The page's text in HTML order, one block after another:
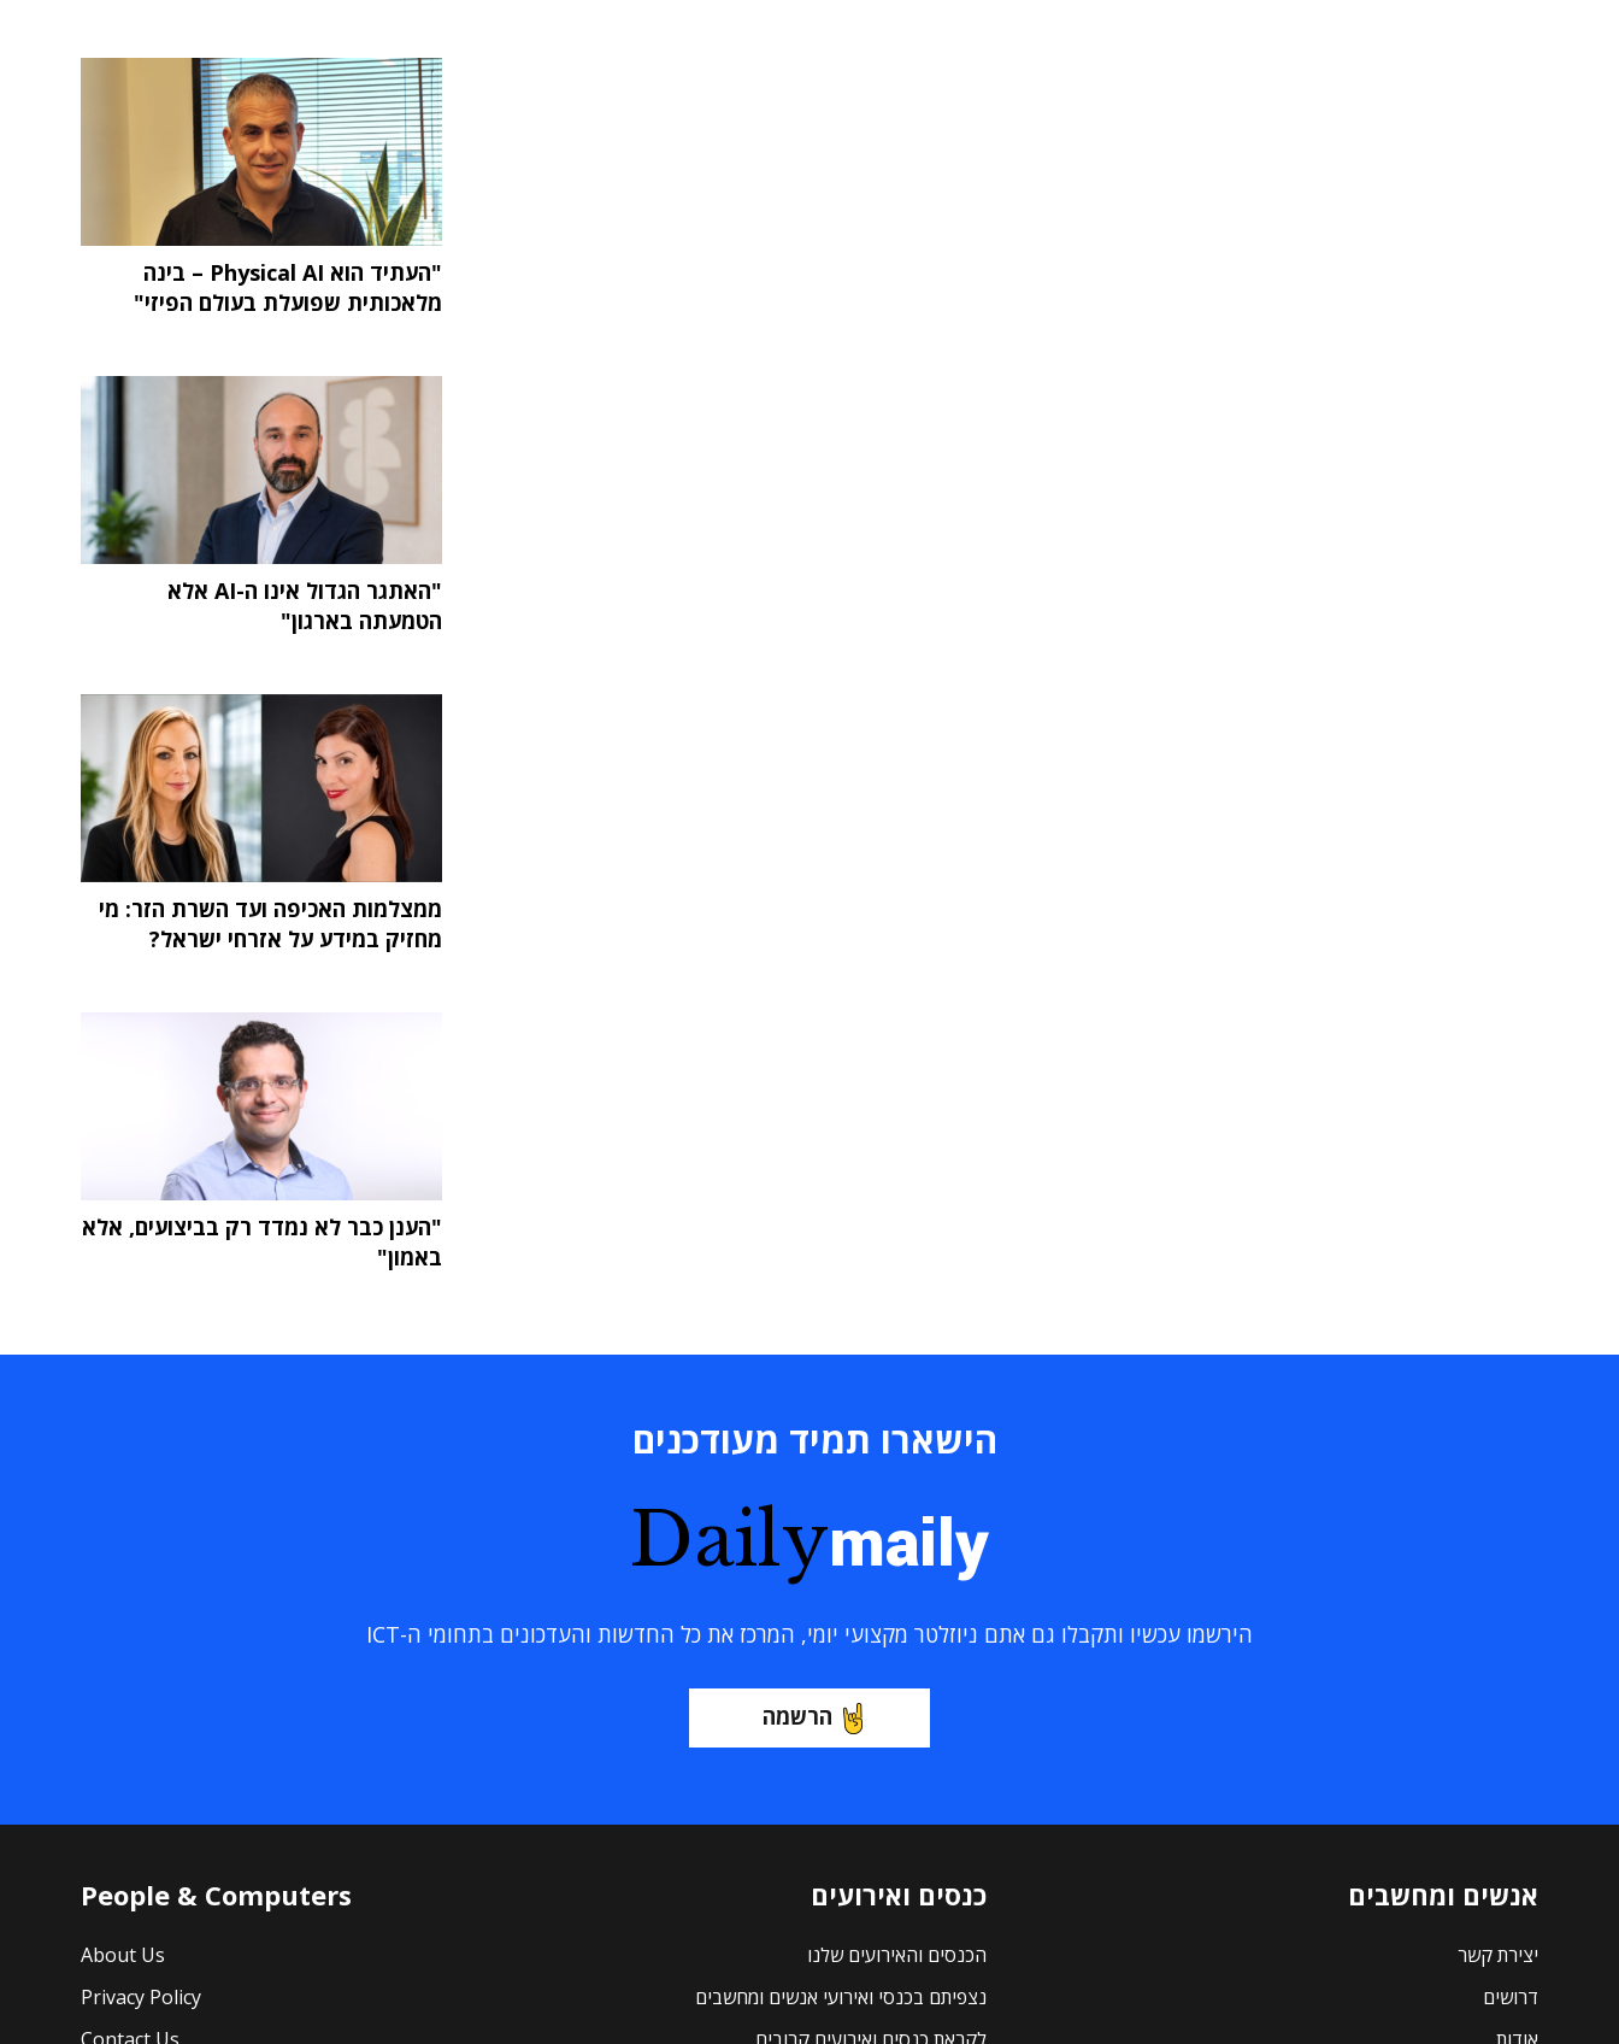
"העתיד הוא Physical AI – בינה
מלאכותית שפועלת בעולם הפיזי"
"האתגר הגדול אינו ה-AI אלא
הטמעתה בארגון"
ממצלמות האכיפה ועד השרת הזר: מי
מחזיק במידע על אזרחי ישראל?
"הענן כבר לא נמדד רק בביצועים, אלא
באמון"
הישארו תמיד מעודכנים
Dailymaily
הירשמו עכשיו ותקבלו גם אתם ניוזלטר מקצועי יומי, המרכז את כל החדשות והעדכונים בתחומי ה-ICT
הרשמה
אנשים ומחשבים
יצירת קשר
דרושים
כנסים ואירועים
הכנסים והאירועים שלנו
נצפיתם בכנסי ואירועי אנשים ומחשבים
People & Computers
About Us
Privacy Policy